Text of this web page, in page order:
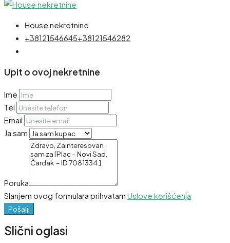
House nekretnine
+38121546645+38121546282
Upit o ovoj nekretnine
Ime
Tel
Email
Ja sam
Poruka
Slanjem ovog formulara prihvatam Uslove korišćenja
Pošalji
Slični oglasi